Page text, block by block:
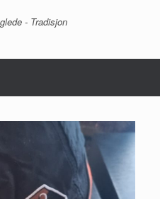
- Tradisjon